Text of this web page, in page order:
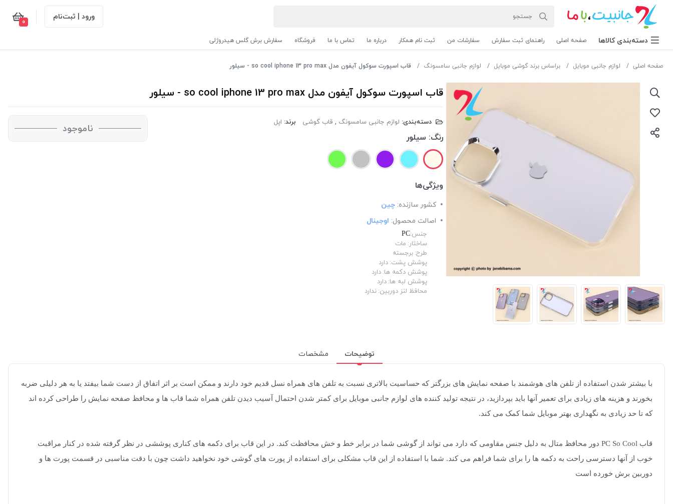
ورود | ثبت‌نام 0
دسته‌بندی‌ کالاها صفحه اصلی راهنمای ثبت سفارش سفارشات من ثبت نام همکار درباره ما تماس با ما فروشگاه سفارش برش گلس هیدروژلی
صفحه اصلی لوازم جانبی موبایل براساس برند گوشی موبایل لوازم جانبی سامسونگ قاب اسپورت سوکول آیفون مدل so cool iphone 13 pro max - سیلور
قاب اسپورت سوکول آیفون مدل so cool iphone 13 pro max - سیلور
دسته‌بندی: لوازم جانبی سامسونگ , قاب گوشی برند: اپل
رنگ: سیلور
ویژگی‌ها
کشور سازنده: چین
اصالت محصول: اوجینال
جنس:PC
ساختار: مات
طرح:برجسته
پوشش پشت:دارد
پوشش دکمه ها:دارد
پوشش لبه ها:دارد
محافظ لنز دوربین:ندارد
ناموجود
توضیحات مشخصات
با بیشتر شدن استفاده از تلفن های هوشمند با صفحه نمایش های بزرگتر که حساسیت بالاتری نسبت به تلفن های همراه نسل قدیم خود دارند و ممکن است بر اثر اتفاق از دست شما بیفتد یا به هر دلیلی ضربه
بخورند و هزینه های زیادی برای تعمیر آنها باید بپردازید، در نتیجه تولید کننده های لوازم جانبی موبایل برای کمتر شدن احتمال آسیب دیدن تلفن همراه شما قاب ها و محافظ صفحه نمایش را طراحی کرده اند
که تا حد زیادی به نگهداری بهتر موبایل شما کمک می کند.
قاب PC So Cool دور محافظ متال به دلیل جنس مقاومی که دارد می تواند از گوشی شما در برابر خط و خش محافظت کند. در این قاب برای دکمه های کناری پوششی در نظر گرفته شده در کنار مراقبت
خوب از آنها دسترسی راحت به دکمه ها را برای شما فراهم می کند. شما با استفاده از این قاب مشکلی برای استفاده از پورت های گوشی خود نخواهید داشت چون با دقت مناسبی در قسمت پورت ها و
دوربین برش خورده است